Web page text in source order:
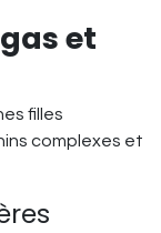
et
filles
complexes et